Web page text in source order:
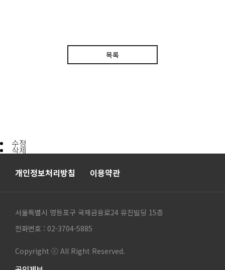
목록
수정
삭제
개인정보처리방침
이용약관
서울특별시 영등포구 국제금융로24 유진빌딩 15층
전화번호 : 02-3704-5885
Copyright ⓒ All Right Reserved.